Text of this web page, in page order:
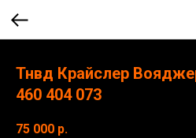
Тнвд Крайслер
460 404 073
75 000 р.